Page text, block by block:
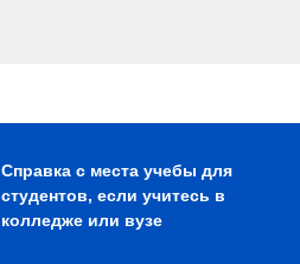
Справка с места учебы для
студентов, если учитесь в
колледже или вузе